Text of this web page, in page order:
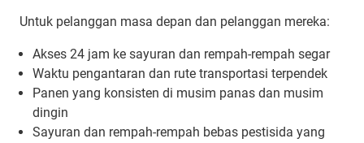
Untuk pelanggan masa depan dan pelanggan mereka:
Akses 24 jam ke sayuran dan rempah-rempah segar
Waktu pengantaran dan rute transportasi terpendek
Panen yang konsisten di musim panas dan musim
dingin
Sayuran dan rempah-rempah bebas pestisida yang